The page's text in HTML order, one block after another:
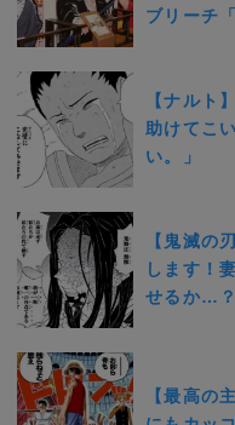
ブリーチ「
【ナルト
助けてこ
い。」
【鬼滅の
します！
せるか…？
【最高の